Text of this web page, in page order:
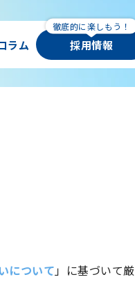
ラム 採用情報
について」に基づいて